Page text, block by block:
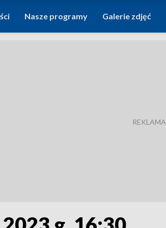
Nasze programy Galerie zdjęć